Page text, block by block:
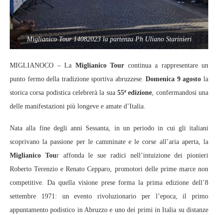
Miglianico Tour 14082023 la partenza Ph Uliano Starinieri
MIGLIANOCO – La Miglianico Tour continua a rappresentare un
punto fermo della tradizione sportiva abruzzese.Domenica 9 agosto la
storica corsa podistica celebrerà la sua 55ª edizione , confermandosi una
delle manifestazioni più longeve e amate d’Italia.
Nata alla fine degli anni Sessanta, in un periodo in cui gli italiani
scoprivano la passione per le camminate e le corse all’aria aperta, la
Miglianico Tour affonda le sue radici nell’intuizione dei pionieri
Roberto Terenzio e Renato Cepparo, promotori delle prime marce non
competitive. Da quella visione prese forma la prima edizione dell’8
settembre 1971: un evento rivoluzionario per l’epoca, il primo
appuntamento podistico in Abruzzo e uno dei primi in Italia su distanze